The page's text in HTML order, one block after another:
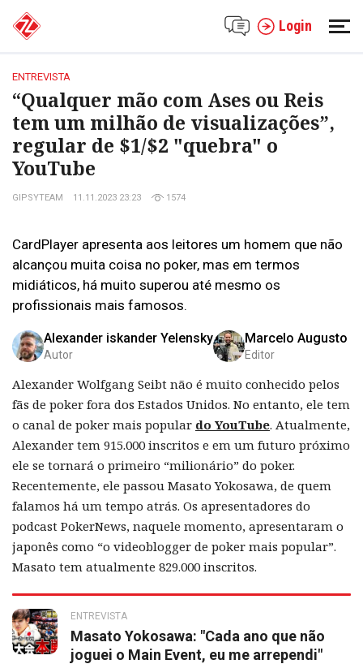
Login
ENTREVISTA
“Qualquer mão com Ases ou Reis
tem um milhão de visualizações”,
regular de $1/$2 "quebra" o
YouTube
GIPSYTEAM 11.11.2023 23:23 1574
CardPlayer apresenta aos leitores um homem que não
alcançou muita coisa no poker, mas em termos
midiáticos, há muito superou até mesmo os
profissionais mais famosos.
Alexander iskander Yelensky
Autor
Marcelo Augusto
Editor
Alexander Wolfgang Seibt não é muito conhecido pelos
fãs de poker fora dos Estados Unidos. No entanto, ele tem
o canal de poker mais popular do YouTube. Atualmente,
Alexander tem 915.000 inscritos e em um futuro próximo
ele se tornará o primeiro “milionário” do poker.
Recentemente, ele passou Masato Yokosawa, de quem
falamos há um tempo atrás. Os apresentadores do
podcast PokerNews, naquele momento, apresentaram o
japonês como “o videoblogger de poker mais popular”.
Masato tem atualmente 829.000 inscritos.
ENTREVISTA
Masato Yokosawa: "Cada ano que não
joguei o Main Event, eu me arrependi"